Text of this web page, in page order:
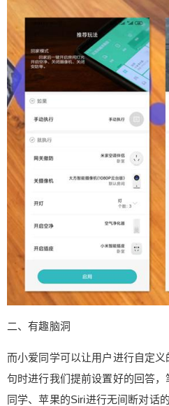
二、有趣脑洞
而小爱同学可以让用户进行自定
句时进行我们提前设置好的回答
同学、苹果的Siri进行无间断对话
2 元 5
20 50
立刻支付